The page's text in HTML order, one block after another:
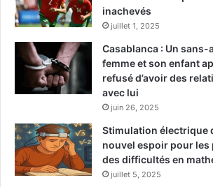
inachevés
juillet 1, 2025
Casablanca : Un
femme et son enfant
refusé d’avoir des
avec lui
juin 26, 2025
Stimulation électrique
nouvel espoir pour les
des difficultés en
juillet 5, 2025